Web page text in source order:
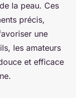
la peau. Ces
précis,
une
les amateurs
et efficace